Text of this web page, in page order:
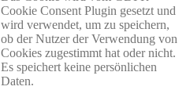
Cookie Consent Plugin gesetzt und
wird verwendet, um zu speichern,
ob der Nutzer der Verwendung von
Cookies zugestimmt hat oder nicht.
Es speichert keine persönlichen
Daten.